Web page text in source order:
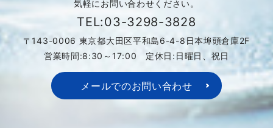
気軽にお問い合わせください。
TEL:03-3298-3828
〒143-0006 東京都大田区平和島6-4-8日本埠頭倉庫2F
営業時間:8:30～17:00 定休日:日曜日、祝日
メールでのお問い合わせ